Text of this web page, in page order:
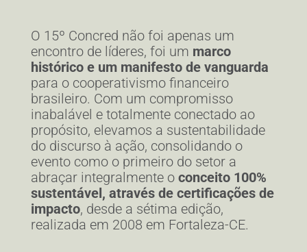
O 15º Concred não foi apenas um
encontro de líderes, foi um marco
histórico e um manifesto de vanguarda
para o cooperativismo financeiro
brasileiro. Com um compromisso
inabalável e totalmente conectado ao
propósito, elevamos a sustentabilidade
do discurso à ação, consolidando o
evento como o primeiro do setor a
abraçar integralmente o conceito 100%
sustentável, através de certificações de
impacto, desde a sétima edição,
realizada em 2008 em Fortaleza-CE.